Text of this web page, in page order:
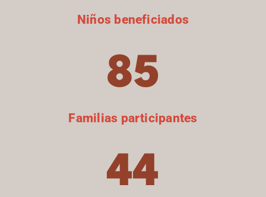
Niños beneficiados
85
Familias participantes
44